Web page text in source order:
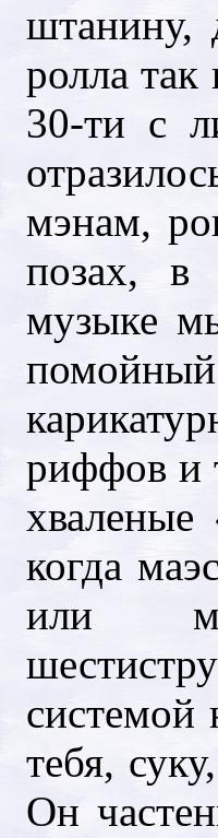
штанину,
ролла
30-ти с
мэнам,
позах, в
музыке
помойный
риффов и
когда
или
системой
тебя,
Он